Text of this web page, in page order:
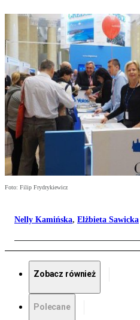
Foto: Filip Frydrykiewicz
Nelly Kamińska, Elżbieta Sawicka
Zobacz również
Polecane